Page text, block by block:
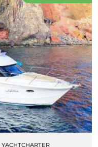
YACHTCHARTER